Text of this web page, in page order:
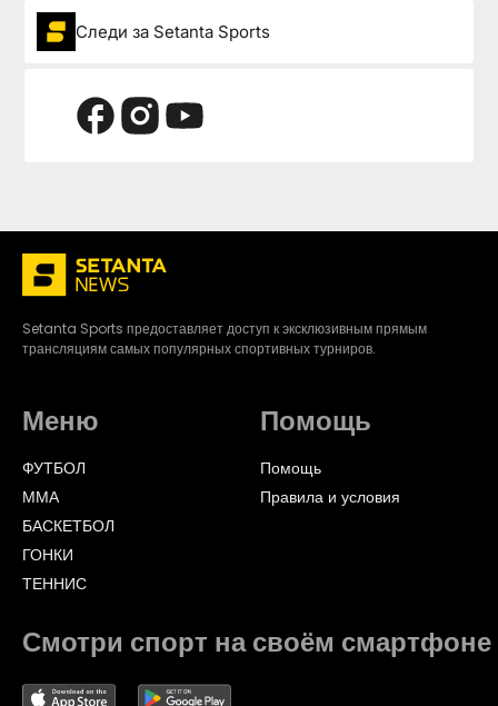
Следи за Setanta Sports
Setanta Sports предоставляет доступ к эксклюзивным прямым
трансляциям самых популярных спортивных турниров.
Меню
ФУТБОЛ
ММА
БАСКЕТБОЛ
ГОНКИ
ТЕННИС
Помощь
Помощь
Правила и условия
Смотри спорт на своём смартфоне